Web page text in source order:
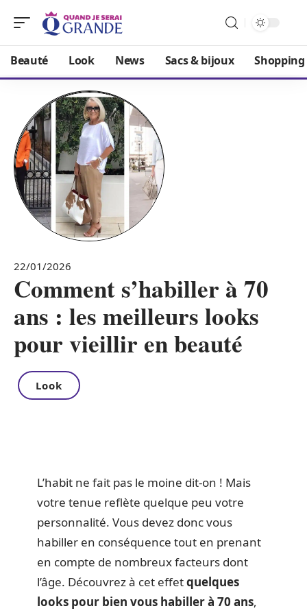
Beauté Look News Sacs & bijoux Shopping
22/01/2026
Comment s’habiller à 70
ans : les meilleurs looks
pour vieillir en beauté
Look
L’habit ne fait pas le moine dit-on ! Mais
votre tenue reflète quelque peu votre
personnalité. Vous devez donc vous
habiller en conséquence tout en prenant
en compte de nombreux facteurs dont
l’âge. Découvrez à cet effetquelques
looks pour bien vous habiller à 70 ans,